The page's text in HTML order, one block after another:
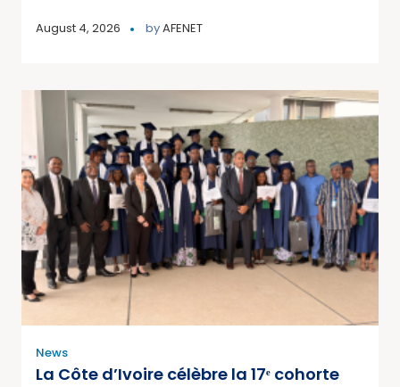
August 4, 2026 byAFENET
News
La Côte d’Ivoire célèbre la 17ᵉ cohorte